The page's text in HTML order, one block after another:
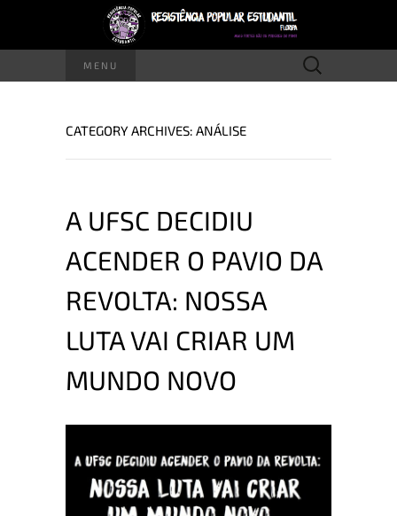
MENU
Pesquisar
por:
CATEGORY ARCHIVES: ANÁLISE
A UFSC DECIDIU
ACENDER O PAVIO DA
REVOLTA: NOSSA
LUTA VAI CRIAR UM
MUNDO NOVO